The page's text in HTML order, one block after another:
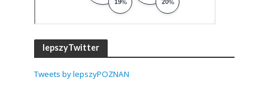
lepszyTwitter
Tweets by lepszyPOZNAN